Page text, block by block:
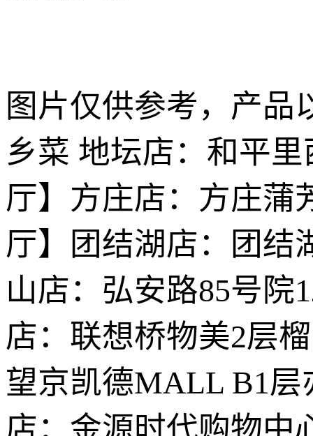
图片仅供参考，产品
乡菜 地坛店：和平
厅】方庄店：方庄蒲
厅】团结湖店：团结
山店：弘安路85号
店：联想桥物美2层
望京凯德MALL B1